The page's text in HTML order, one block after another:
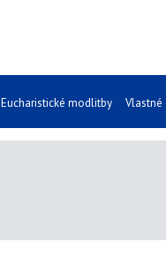
Eucharistické modlitby Vlastné